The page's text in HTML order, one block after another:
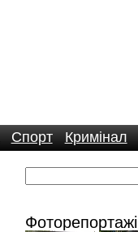
Спорт Кримінал
Фоторепортажі